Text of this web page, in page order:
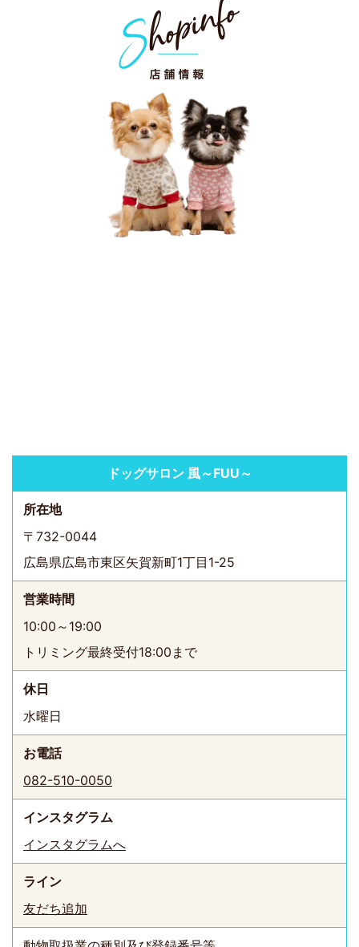
ドッグサロン 風～FUU～
所在地
〒732-0044
広島県広島市東区矢賀新町1丁目1-25
営業時間
10:00～19:00
トリミング最終受付18:00まで
休日
水曜日
お電話
082-510-0050
インスタグラム
インスタグラムへ
ライン
友だち追加